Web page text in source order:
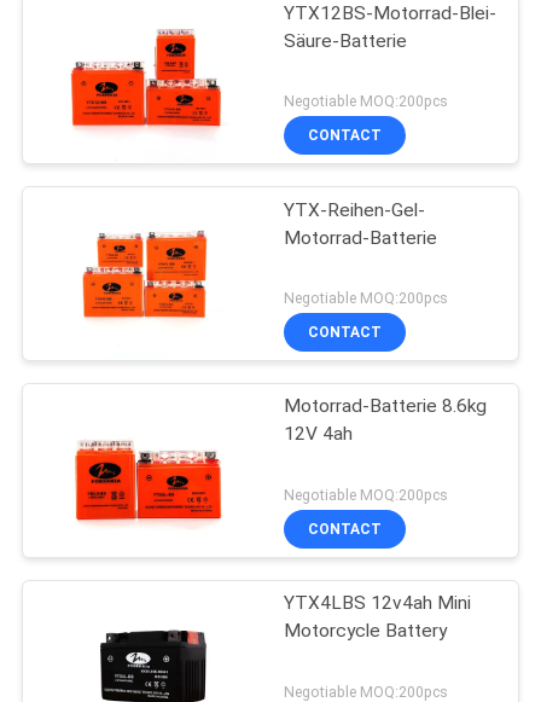
YTX12BS-Motorrad-Blei-
Säure-Batterie
Negotiable MOQ:200pcs
CONTACT
YTX-Reihen-Gel-
Motorrad-Batterie
Negotiable MOQ:200pcs
CONTACT
Motorrad-Batterie 8.6kg
12V 4ah
Negotiable MOQ:200pcs
CONTACT
YTX4LBS 12v4ah Mini
Motorcycle Battery
Negotiable MOQ:200pcs